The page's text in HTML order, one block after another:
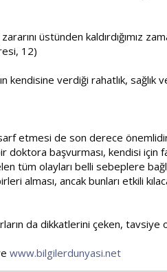
üstünden kaldırdığımız
12)
kendisine verdiği rahatlık,
etmesi de son derece
doktora başvurması, kendisi için
tüm olayları belli sebeplere
alması, ancak bunları etkili
da dikkatlerini çeken,
www.bilgilerdunyasi.net